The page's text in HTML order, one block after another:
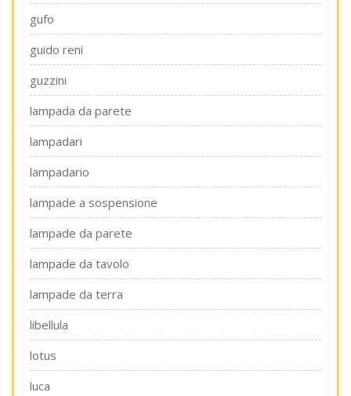
gufo
guido reni
guzzini
lampada da parete
lampadari
lampadario
lampade a sospensione
lampade da parete
lampade da tavolo
lampade da terra
libellula
lotus
luca